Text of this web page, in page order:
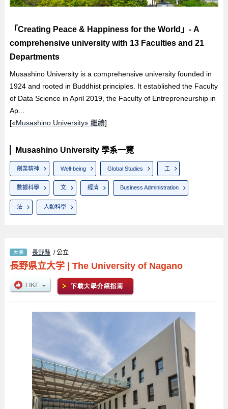
「Creating Peace & Happiness for the World」- A
comprehensive university with 13 Faculties and 21
Departments
Musashino University is a comprehensive university founded in
1924 and rooted in Buddhist principles. It established the Faculty
of Data Science in April 2019, the Faculty of Entrepreneurship in
Ap...
[«Musashino University» 繼續]
Musashino University 學系一覽
創業精神 Well-being Global Studies 工
數據科學 文 經濟 Business Administration
法 人類科學
長野縣 / 公立
長野県立大学| The University of Nagano